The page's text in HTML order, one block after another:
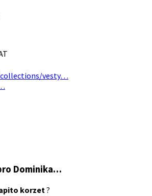
vesty…
Dominika…
korzet?